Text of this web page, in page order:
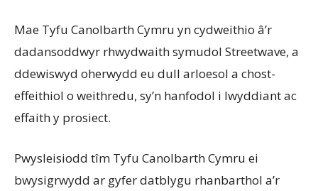
Mae Tyfu Canolbarth Cymru yn cydweithio â’r
dadansoddwyr rhwydwaith symudol Streetwave, a
ddewiswyd oherwydd eu dull arloesol a chost-
effeithiol o weithredu, sy’n hanfodol i lwyddiant ac
effaith y prosiect.
Pwysleisiodd tîm Tyfu Canolbarth Cymru ei
bwysigrwydd ar gyfer datblygu rhanbarthol a’r